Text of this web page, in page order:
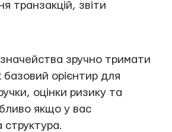
транзакцій, звіти
зручно тримати
базовий орієнтир для
оцінки ризику та
якщо у вас